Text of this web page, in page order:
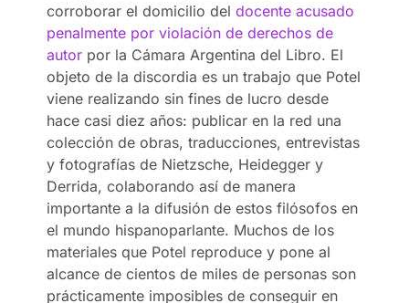
corroborar el domicilio deldocente acusado
penalmente por violación de derechos de
autor por la Cámara Argentina del Libro. El
objeto de la discordia es un trabajo que Potel
viene realizando sin fines de lucro desde
hace casi diez años: publicar en la red una
colección de obras, traducciones, entrevistas
y fotografías de Nietzsche, Heidegger y
Derrida, colaborando así de manera
importante a la difusión de estos filósofos en
el mundo hispanoparlante. Muchos de los
materiales que Potel reproduce y pone al
alcance de cientos de miles de personas son
prácticamente imposibles de conseguir en